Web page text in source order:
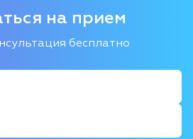
на прием
бесплатно